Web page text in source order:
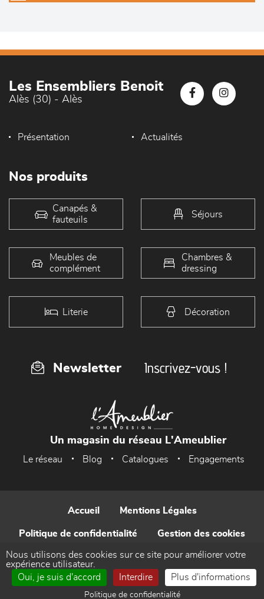
Les Ensembliers Benoit
Alès (30) - Alès
Présentation Actualités
Nos produits
Canapés &
fauteuils
Séjours
Meubles de
complément
Chambres &
dressing
Literie Décoration
Newsletter Inscrivez-vous !
Un magasin du réseau L'Ameublier
Le réseau Blog Catalogues Engagements
Accueil Mentions Légales
Politique de confidentialité Gestion des cookies
Contact
Réalisé par WEB Enseignes
Nous utilisons des cookies sur ce site pour améliorer votre
expérience utilisateur.
Oui, je suis d'accord
Interdire Plus d'informations
Politique de confidentialité